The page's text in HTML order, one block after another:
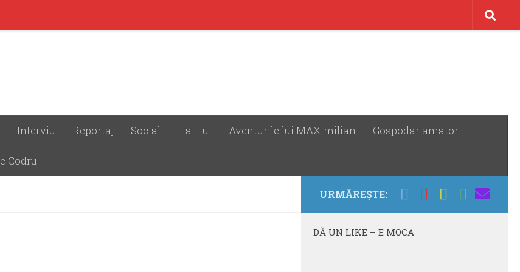
Interviu Reportaj Social HaiHui Aventurile lui MAXimilian Gospodar amator
Codru
URMĂREȘTE:
DĂ UN LIKE – E MOCA